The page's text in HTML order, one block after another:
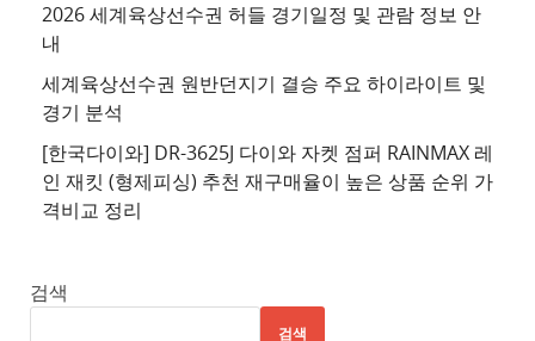
추
사
이
트
사
이
2026 세계육상선수권 허들 경기일정 및 관람 정보 안
내
세계육상선수권 원반던지기 결승 주요 하이라이트 및
경기 분석
[한국다이와] DR-3625J 다이와 자켓 점퍼 RAINMAX 레
인 재킷 (형제피싱) 추천 재구매율이 높은 상품 순위 가
격비교 정리
검색
검색